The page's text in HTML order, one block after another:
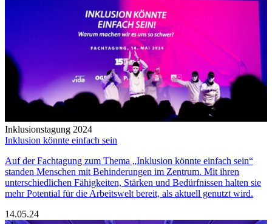
Inklusionstagung 2024
Inklusion könnte einfach sein
Auf der Fachtagung zum Thema „Inklusion könnte einfach sein“
standen Menschen mit Behinderungen im Zentrum. Mit ihren
unterschiedlichen Fähigkeiten, Stärken und Bedürfnissen halten sie
mehr Potential für die Arbeitswelt bereit, als aktuell genutzt wird.
14.05.24